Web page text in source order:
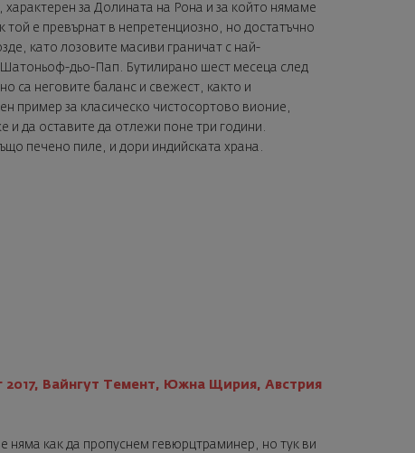
за Долината на Рона и за който нямаме
той е превърнат в непретенциозно, но достатъчно
като лозовите масиви граничат с най-
дьо-Пап. Бутилирано шест месеца след
са неговите баланс и свежест, както и
пример за класическо чистосортово вионие,
и да оставите да отлежи поне три години.
печено пиле, и дори индийската храна.
2017, Вайнгут Темент, Южна Щирия, Австрия
няма как да пропуснем гевюрцтраминер, но тук ви